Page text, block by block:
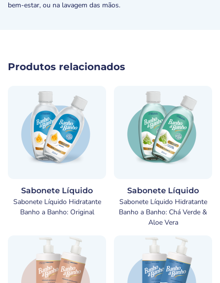
bem-estar, ou na lavagem das mãos.
Produtos relacionados
Sabonete Líquido
Sabonete Líquido Hidratante
Banho a Banho: Original
Sabonete Líquido
Sabonete Líquido Hidratante
Banho a Banho: Chá Verde &
Aloe Vera